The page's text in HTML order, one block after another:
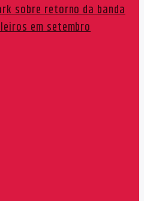
sobre retorno da banda
em setembro